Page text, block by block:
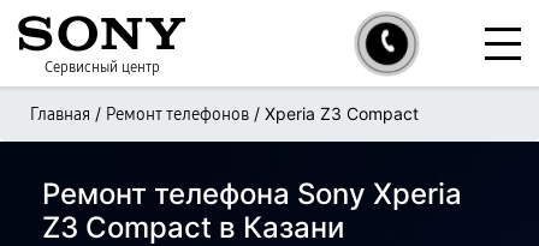
Сервисный центр
Главная / Ремонт телефонов / Xperia Z3 Compact
Ремонт телефона Sony Xperia
Z3 Compact в Казани